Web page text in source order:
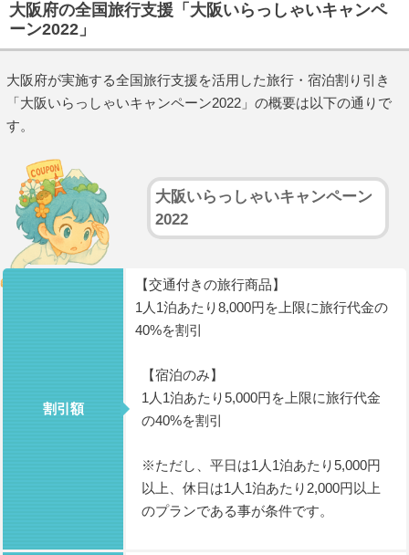
大阪府の全国旅行支援「大阪いらっしゃいキャンペ
ーン2022」
大阪府が実施する全国旅行支援を活用した旅行・宿泊割り引き
「大阪いらっしゃいキャンペーン2022」の概要は以下の通りで
す。
大阪いらっしゃいキャンペーン
2022
割引額
【交通付きの旅行商品】
1人1泊あたり8,000円を上限に旅行代金の
40%を割引
【宿泊のみ】
1人1泊あたり5,000円を上限に旅行代金
の40%を割引
※ただし、平日は1人1泊あたり5,000円
以上、休日は1人1泊あたり2,000円以上
のプランである事が条件です。